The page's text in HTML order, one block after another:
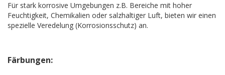
Für stark korrosive Umgebungen z.B. Bereiche mit hoher
Feuchtigkeit, Chemikalien oder salzhaltiger Luft, bieten wir einen
spezielle Veredelung (Korrosionsschutz) an.
Färbungen: